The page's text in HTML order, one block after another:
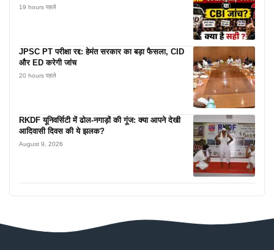
19 hours पहले
JPSC PT परीक्षा रद्द: हेमंत सरकार का बड़ा फैसला, CID
और ED करेगी जांच
20 hours पहले
RKDF यूनिवर्सिटी में ढोल-नगाड़ों की गूंज: क्या आपने देखी
आदिवासी दिवस की ये झलक?
August 9, 2026